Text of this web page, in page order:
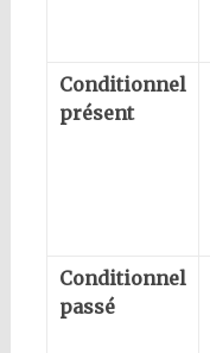
Conditionnel
présent
Conditionnel
passé